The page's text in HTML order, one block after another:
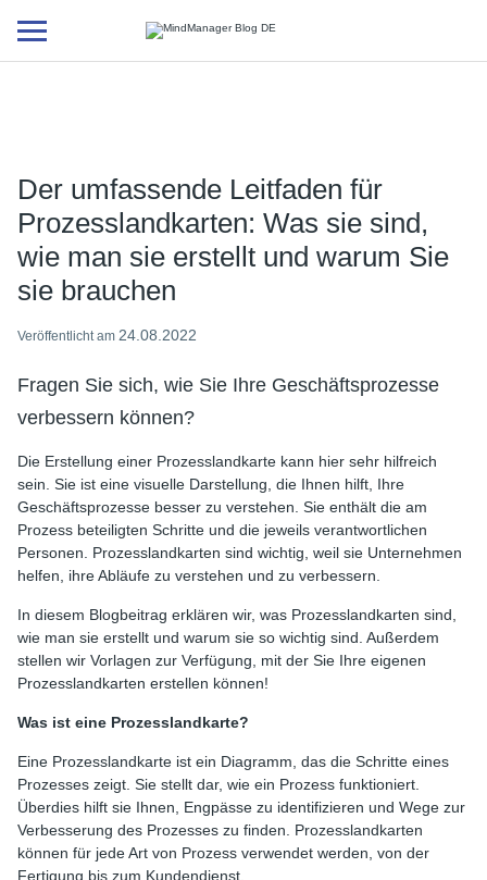
Additional
menu
Der umfassende Leitfaden für
Prozesslandkarten: Was sie sind,
wie man sie erstellt und warum Sie
sie brauchen
Veröffentlicht am 24.08.2022
Fragen Sie sich, wie Sie Ihre Geschäftsprozesse
verbessern können?
Die Erstellung einer Prozesslandkarte kann hier sehr hilfreich
sein. Sie ist eine visuelle Darstellung, die Ihnen hilft, Ihre
Geschäftsprozesse besser zu verstehen. Sie enthält die am
Prozess beteiligten Schritte und die jeweils verantwortlichen
Personen. Prozesslandkarten sind wichtig, weil sie Unternehmen
helfen, ihre Abläufe zu verstehen und zu verbessern.
In diesem Blogbeitrag erklären wir, was Prozesslandkarten sind,
wie man sie erstellt und warum sie so wichtig sind. Außerdem
stellen wir Vorlagen zur Verfügung, mit der Sie Ihre eigenen
Prozesslandkarten erstellen können!
Was ist eine Prozesslandkarte?
Eine Prozesslandkarte ist ein Diagramm, das die Schritte eines
Prozesses zeigt. Sie stellt dar, wie ein Prozess funktioniert.
Überdies hilft sie Ihnen, Engpässe zu identifizieren und Wege zur
Verbesserung des Prozesses zu finden. Prozesslandkarten
können für jede Art von Prozess verwendet werden, von der
Fertigung bis zum Kundendienst.